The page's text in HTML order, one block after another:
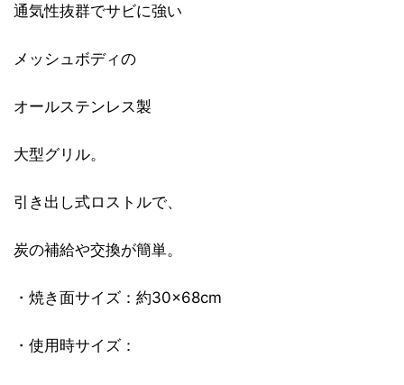
通気性抜群でサビに強い
メッシュボディの
オールステンレス製
大型グリル。
引き出し式ロストルで、
炭の補給や交換が簡単。
・焼き面サイズ：約30×68cm
・使用時サイズ：